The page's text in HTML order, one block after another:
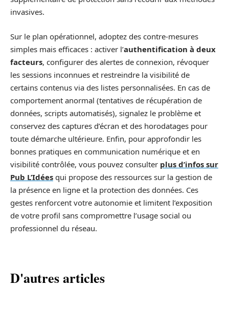
invasives.
Sur le plan opérationnel, adoptez des contre-mesures
simples mais efficaces : activer l’authentification à deux
facteurs, configurer des alertes de connexion, révoquer
les sessions inconnues et restreindre la visibilité de
certains contenus via des listes personnalisées. En cas de
comportement anormal (tentatives de récupération de
données, scripts automatisés), signalez le problème et
conservez des captures d’écran et des horodatages pour
toute démarche ultérieure. Enfin, pour approfondir les
bonnes pratiques en communication numérique et en
visibilité contrôlée, vous pouvez consulter plus d’infos sur
Pub L’Idées qui propose des ressources sur la gestion de
la présence en ligne et la protection des données. Ces
gestes renforcent votre autonomie et limitent l’exposition
de votre profil sans compromettre l’usage social ou
professionnel du réseau.
D'autres articles